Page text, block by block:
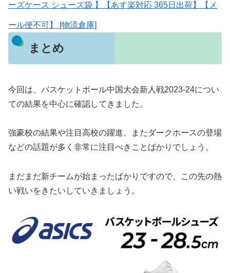
ーズケース シューズ袋 】【あす楽対応 365日出荷】【メ
ール便不可】 [物流倉庫]
まとめ
今回は、バスケットボール中国大会新人戦2023-24につい
ての結果を中心に確認してきました。
強豪校の結果や注目高校の躍進、またダークホースの登場
などの話題が多く非常に注目べきことばかりでしょう。
まだまだ新チームが始まったばかりですので、この先の熱
い戦いをきたいしていきましょう。